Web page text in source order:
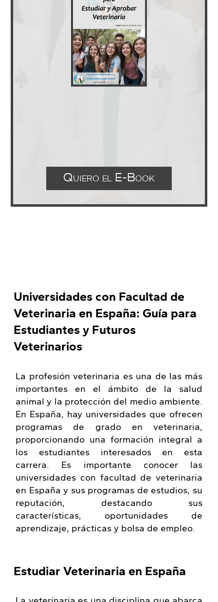
Quiero el E-Book
Universidades con Facultad de
Veterinaria en España: Guía para
Estudiantes y Futuros
Veterinarios
La profesión veterinaria es una de las más
importantes en el ámbito de la salud
animal y la protección del medio ambiente.
En España, hay universidades que ofrecen
programas de grado en veterinaria,
proporcionando una formación integral a
los estudiantes interesados en esta
carrera. Es importante conocer las
universidades con facultad de veterinaria
en España y sus programas de estudios, su
reputación, destacando sus
características, oportunidades de
aprendizaje, prácticas y bolsa de empleo.
Estudiar Veterinaria en España